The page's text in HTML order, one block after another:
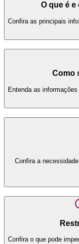
O que é e
Confira as principais
Como
Entenda as
Confira a
Confira o que pode